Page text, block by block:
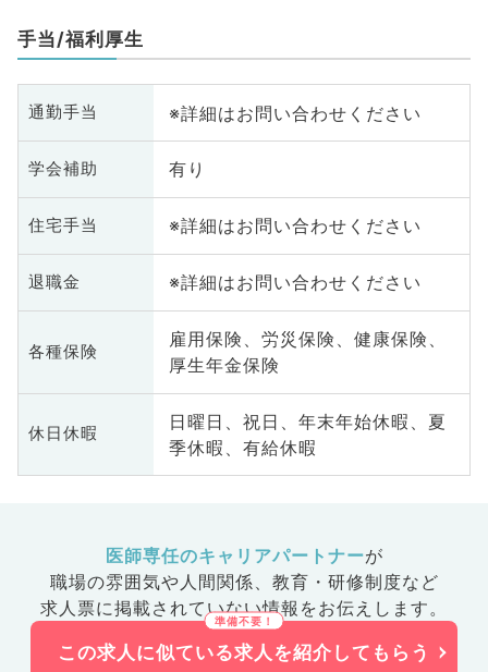
手当/福利厚生
通勤手当 ※詳細はお問い合わせください
学会補助 有り
住宅手当 ※詳細はお問い合わせください
退職金 ※詳細はお問い合わせください
各種保険
雇用保険、労災保険、健康保険、
厚生年金保険
休日休暇
日曜日、祝日、年末年始休暇、夏
季休暇、有給休暇
医師専任のキャリアパートナーが
職場の雰囲気や人間関係、 教育・研修制度など
求人票に掲載されていない情報をお伝えします。
この求人に似ている求人を紹介してもらう